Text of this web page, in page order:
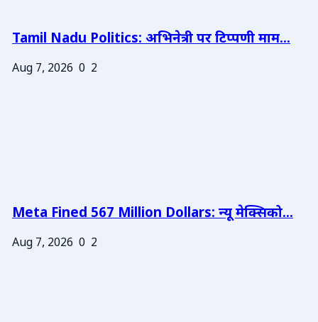
Tamil Nadu Politics: अभिनेत्री पर टिप्पणी माम...
Aug 7, 2026 0 2
Meta Fined 567 Million Dollars: न्यू मेक्सिको...
Aug 7, 2026 0 2